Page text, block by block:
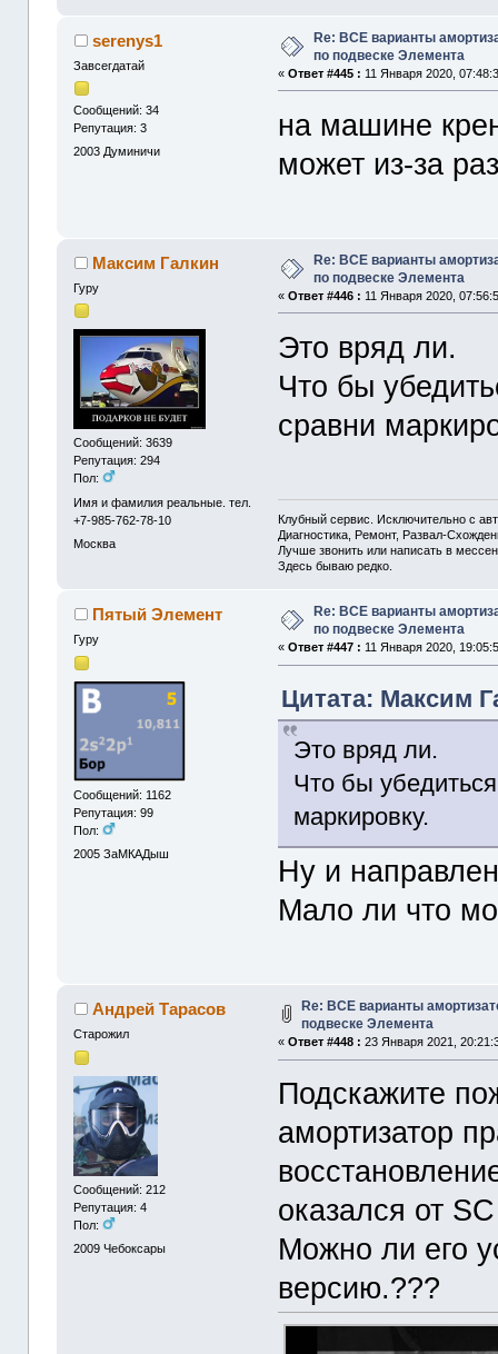
serenys1
Завсегдатай
Сообщений: 34
Репутация: 3
2003 Думиничи
Re: ВСЕ варианты
по подвеске Элемента
«Ответ #445 : 11 Января 2020,
на машине
может из-за
Максим Галкин
Гуру
Сообщений: 3639
Репутация: 294
Пол:
Имя и фамилия реальные. тел.
+7-985-762-78-10
Москва
Re: ВСЕ варианты
по подвеске Элемента
«Ответ #446 : 11 Января 2020,
Это вряд ли.
Что бы
сравни
Клубный сервис. Исключительно с
Диагностика, Ремонт, Развал-
Лучше звонить или написать в
Здесь бываю редко.
Пятый Элемент
Гуру
Сообщений: 1162
Репутация: 99
Пол:
2005 ЗаМКАДыш
Re: ВСЕ варианты
по подвеске Элемента
«Ответ #447 : 11 Января 2020,
Цитата: Максим
Это вряд ли.
Что бы
маркировку.
Ну и
Мало ли что
Андрей Тарасов
Старожил
Сообщений: 212
Репутация: 4
Пол:
2009 Чебоксары
Re: ВСЕ варианты
подвеске Элемента
«Ответ #448 : 23 Января 2021,
Подскажите
амортизатор
оказался от
Можно ли его
версию.???